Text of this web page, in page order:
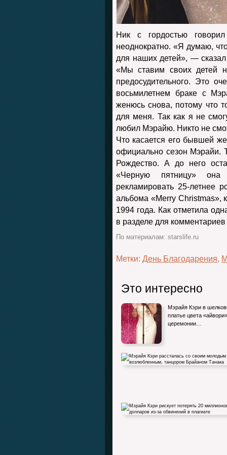
Ник с гордостью
неоднократно. «Я думаю,
для наших детей», —
«Мы ставим своих детей
предосудительного. Это
восьмилетнем браке с
женюсь снова, потому что
для меня. Так как я не
любил Мэрайю. Никто не
Что касается его бывшей
официально сезон Мэрайи.
Рождество. А до него
«Черную пятницу» она
рекламировать 25-летнее
альбома «Merry
1994 года. Как отметила
в разделе для
По материалам: starslife.ru
Метки: День Благодарения,
Это интересно
Мэрайя Кэри в
платье цвета
церемонии…
Мэрайя Кэри рассталась со своим
возлюбленным, танцором…